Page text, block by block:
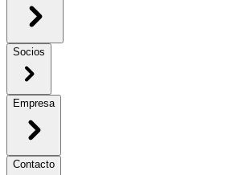
Socios
Empresa
Contacto